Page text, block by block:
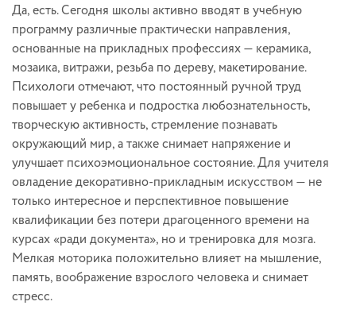
Да, есть. Сегодня школы активно вводят в учебную
программу различные практически направления,
основанные на прикладных профессиях — керамика,
мозаика, витражи, резьба по дереву, макетирование.
Психологи отмечают, что постоянный ручной труд
повышает у ребенка и подростка любознательность,
творческую активность, стремление познавать
окружающий мир, а также снимает напряжение и
улучшает психоэмоциональное состояние. Для учителя
овладение декоративно-прикладным искусством — не
только интересное и перспективное повышение
квалификации без потери драгоценного времени на
курсах «ради документа», но и тренировка для мозга.
Мелкая моторика положительно влияет на мышление,
память, воображение взрослого человека и снимает
стресс.